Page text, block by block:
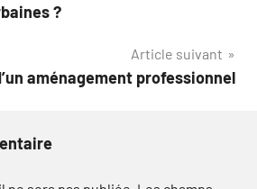
?
Article suivant
aménagement professionnel